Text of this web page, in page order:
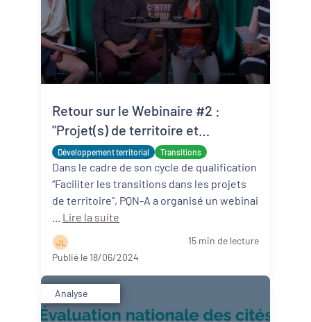
Développement territorial Transitions
Retour sur le Webinaire #2 :
"Projet(s) de territoire et
transitions : par où commencer?"
Dans le cadre de son cycle de qualification
“Faciliter les transitions dans les projets
de territoire”, PQN-A a organisé un webinai
Lire la suite
J L
15 min de lecture
Publié le 18/06/2024
Analyse